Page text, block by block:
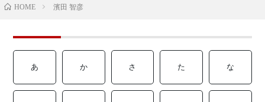
当に
済
用
コラ
HOME 濱田 智彦
あ か さ た な